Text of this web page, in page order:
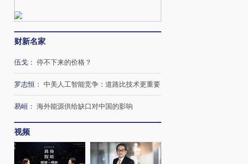
财新名家
伍戈 ： 停不下来的价格？
罗志恒 ： 中美人工智能竞争：道路比技术更重要
易峘 ： 海外能源供给缺口对中国的影响
视频